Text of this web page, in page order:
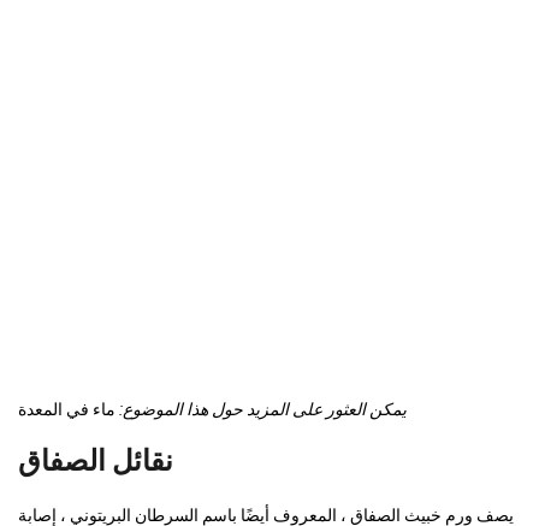
يمكن العثور على المزيد حول هذا الموضوع: ماء في المعدة
نقائل الصفاق
يصف ورم خبيث الصفاق ، المعروف أيضًا باسم السرطان البريتوني ، إصابة